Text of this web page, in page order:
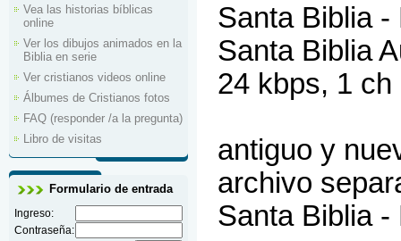
Vea las historias bíblicas
online
Ver los dibujos animados en la
Biblia en serie
Ver cristianos videos online
Álbumes de Cristianos fotos
FAQ (responder /a la pregunta)
Libro de visitas
Formulario de entrada
Ingreso:
Contraseña:
Santa Biblia
Santa Biblia
24 kbps, 1 ch
antiguo y
archivo
Santa Biblia